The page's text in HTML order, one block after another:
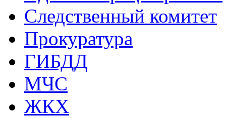
Следственный комитет
Прокуратура
ГИБДД
МЧС
ЖКХ